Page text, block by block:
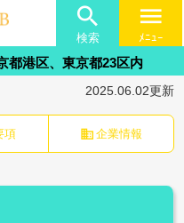

検索
menu
ﾒﾆｭｰ
港区、東京都23区内
2025.06.02更新
項 business 企業情報